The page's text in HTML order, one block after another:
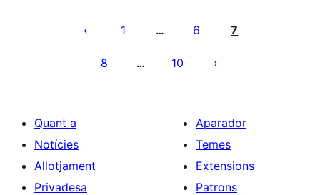
entrades
1 … 6 7
8 … 10
Quant a
Notícies
Allotjament
Privadesa
Aparador
Temes
Extensions
Patrons